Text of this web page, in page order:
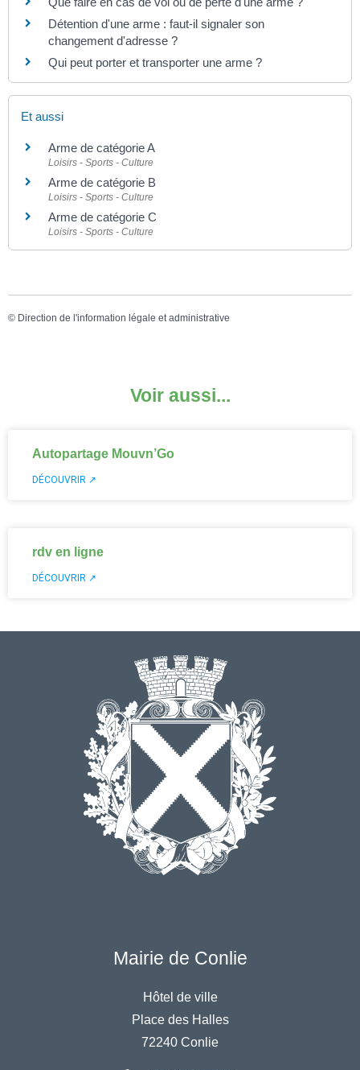
Détention d'une arme : faut-il signaler son
changement d'adresse ?
Qui peut porter et transporter une arme ?
Et aussi
Arme de catégorie A
Loisirs - Sports - Culture
Arme de catégorie B
Loisirs - Sports - Culture
Arme de catégorie C
Loisirs - Sports - Culture
© Direction de l'information légale et administrative
Voir aussi...
Autopartage Mouvn’Go
DÉCOUVRIR ↗
rdv en ligne
DÉCOUVRIR ↗
Mairie de Conlie
Hôtel de ville
Place des Halles
72240 Conlie